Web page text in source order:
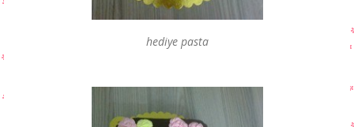
hediye pasta